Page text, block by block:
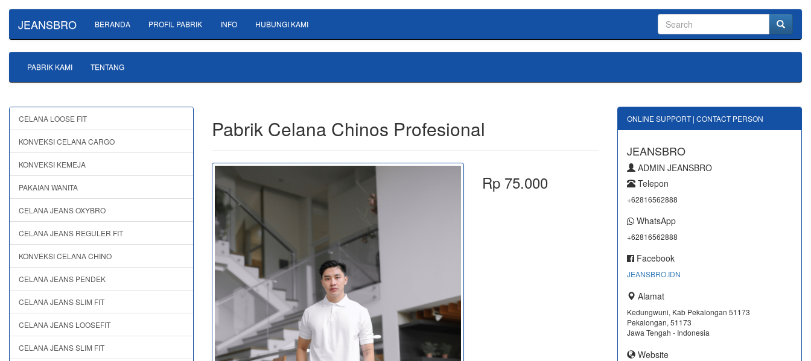
JEANSBRO BERANDA PROFIL PABRIK INFO HUBUNGI KAMI
PABRIK KAMI TENTANG
Pabrik Celana Chinos Profesional
Rp 75.000
CELANA LOOSE FIT
KONVEKSI CELANA CARGO
KONVEKSI KEMEJA
PAKAIAN WANITA
CELANA JEANS OXYBRO
CELANA JEANS REGULER FIT
KONVEKSI CELANA CHINO
CELANA JEANS PENDEK
CELANA JEANS SLIM FIT
CELANA JEANS LOOSEFIT
CELANA JEANS SLIM FIT
ONLINE SUPPORT | CONTACT PERSON
JEANSBRO
ADMIN JEANSBRO
Telepon
+62816562888
WhatsApp
+62816562888
Facebook
JEANSBRO.IDN
Alamat
Kedungwuni, Kab Pekalongan 51173
Pekalongan, 51173
Jawa Tengah - Indonesia
Website